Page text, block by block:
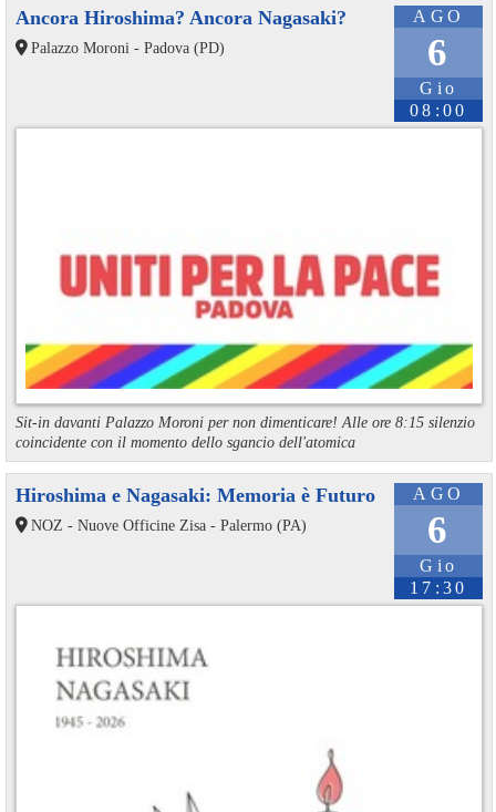
AGO
6
Gio
08:00
Ancora Hiroshima? Ancora Nagasaki?
Palazzo Moroni - Padova (PD)
Sit-in davanti Palazzo Moroni per non dimenticare! Alle ore 8:15 silenzio
coincidente con il momento dello sgancio dell'atomica
AGO
6
Gio
17:30
Hiroshima e Nagasaki: Memoria è Futuro
NOZ - Nuove Officine Zisa - Palermo (PA)